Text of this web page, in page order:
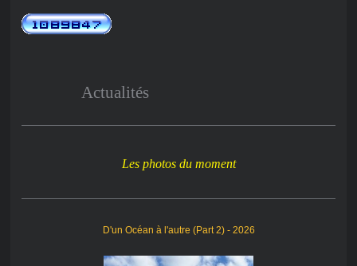
Actualités
Les photos du moment
D'un Océan à l'autre (Part 2) - 2026